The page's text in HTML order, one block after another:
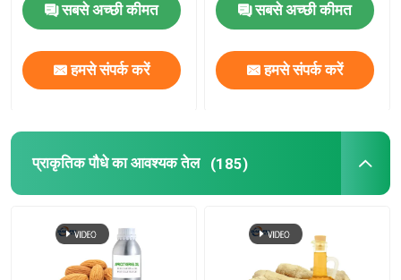
सबसे अच्छी कीमत
हमसे संपर्क करें
सबसे अच्छी कीमत
हमसे संपर्क करें
प्राकृतिक पौधे का आवश्यक तेल (185)